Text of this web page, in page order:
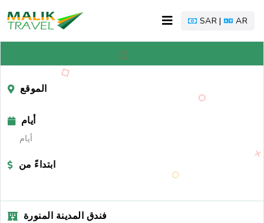
SAR | AR
الموقع
أيام
أيام
ابتداءً من
فندق المدينة المنورة